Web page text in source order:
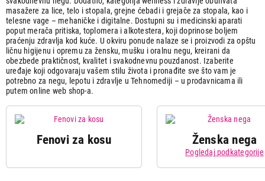
masažere za lice, telo i stopala, grejne ćebadi i grejače za stopala, kao i
telesne vage – mehaničke i digitalne. Dostupni su i medicinski aparati
poput merača pritiska, toplomera i alkotestera, koji doprinose boljem
praćenju zdravlja kod kuće. U okviru ponude nalaze se i proizvodi za opštu
ličnu higijenu i opremu za žensku, mušku i oralnu negu, kreirani da
obezbede praktičnost, kvalitet i svakodnevnu pouzdanost. Izaberite
uređaje koji odgovaraju vašem stilu života i pronađite sve što vam je
potrebno za negu, lepotu i zdravlje u Tehnomediji – u prodavnicama ili
putem online web shop-a.
Fenovi za kosu Ženska nega
Pogledaj podkategorije